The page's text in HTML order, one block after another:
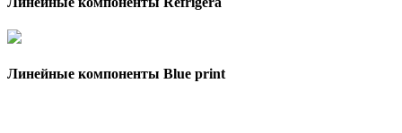
Линейные компоненты Blue print